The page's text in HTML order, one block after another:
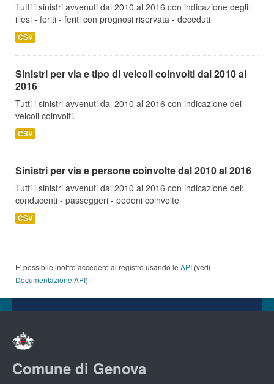
Tutti i sinistri avvenuti dal 2010 al 2016 con indicazione degli:
illesi - feriti - feriti con prognosi riservata - deceduti
CSV
Sinistri per via e tipo di veicoli coinvolti dal 2010 al
2016
Tutti i sinistri avvenuti dal 2010 al 2016 con indicazione dei
veicoli coinvolti.
CSV
Sinistri per via e persone coinvolte dal 2010 al 2016
Tutti i sinistri avvenuti dal 2010 al 2016 con indicazione dei:
conducenti - passeggeri - pedoni coinvolte
CSV
E' possibile inoltre accedere al registro usando le API (vedi
Documentazione API).
Comune di Genova